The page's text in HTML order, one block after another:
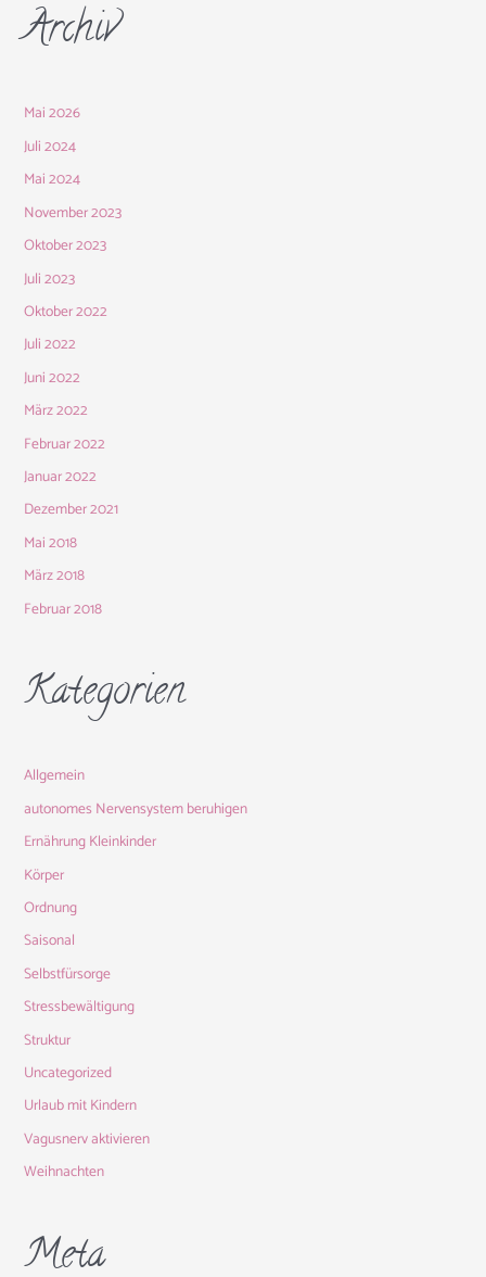
Archiv
Mai 2026
Juli 2024
Mai 2024
November 2023
Oktober 2023
Juli 2023
Oktober 2022
Juli 2022
Juni 2022
März 2022
Februar 2022
Januar 2022
Dezember 2021
Mai 2018
März 2018
Februar 2018
Kategorien
Allgemein
autonomes Nervensystem beruhigen
Ernährung Kleinkinder
Körper
Ordnung
Saisonal
Selbstfürsorge
Stressbewältigung
Struktur
Uncategorized
Urlaub mit Kindern
Vagusnerv aktivieren
Weihnachten
Meta